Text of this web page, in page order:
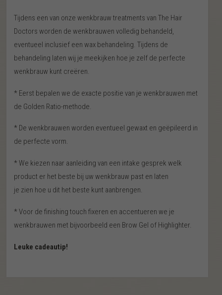
Tijdens een van onze wenkbrauw treatments van The Hair
Doctors worden de wenkbrauwen volledig behandeld,
eventueel inclusief een wax behandeling. Tijdens de
behandeling laten wij je meekijken hoe je zelf de perfecte
wenkbrauw kunt creëren.
* Eerst bepalen we de exacte positie van je wenkbrauwen met
de Golden Ratio-methode.
* De wenkbrauwen worden eventueel gewaxt en geëpileerd in
de perfecte vorm.
* We kiezen naar aanleiding van een intake gesprek welk
product er het beste bij uw wenkbrauw past en laten
je zien hoe u dit het beste kunt aanbrengen.
* Voor de finishing touch fixeren en accentueren we je
wenkbrauwen met bijvoorbeeld een Brow Gel of Highlighter.
Leuke cadeautip!